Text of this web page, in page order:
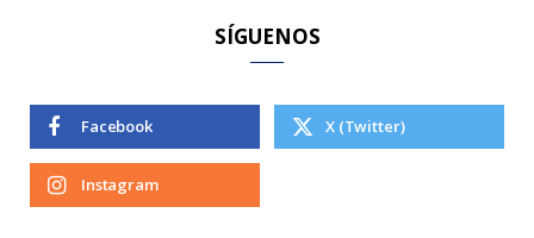
SÍGUENOS
Facebook X (Twitter)
Instagram